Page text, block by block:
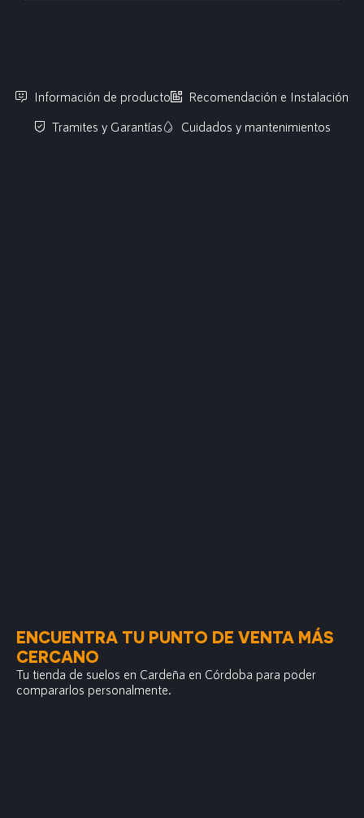
Información de producto
Recomendación e Instalación
Tramites y Garantías
Cuidados y mantenimientos
ENCUENTRA TU PUNTO DE VENTA MÁS
CERCANO
Tu tienda de suelos en Cardeña en Córdoba para poder
compararlos personalmente.